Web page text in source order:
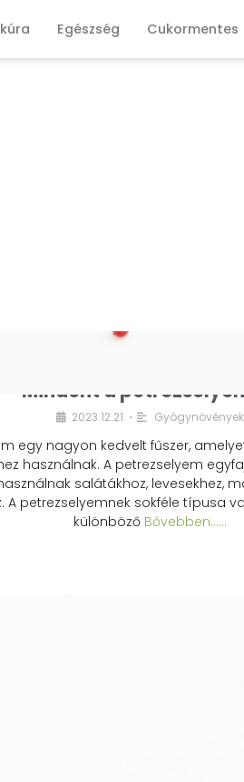
Egészség Cukormentes
Mindent a
2023.12.21. • Gyógynövények
egy nagyon kedvelt fűszer,
használnak. A petrezselyem
salátákhoz, levesekhez,
A petrezselyemnek sokféle típusa
különbözőBővebben...…